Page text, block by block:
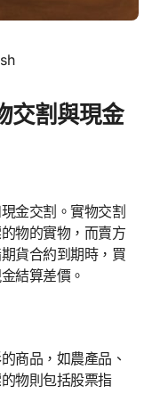
交割與現金
金交割。實物交割
物的實物，而賣方
貨合約到期時，買
結算差價。
商品，如農產品、
物則包括股票指